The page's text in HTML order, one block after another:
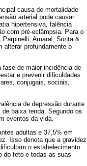
causa de mortalidade
arterial pode causar
hipertensiva, falência
com pré-eclâmpsia. Para o
Parpinelli, Amaral, Surita &
alterar profundamente o
fase de maior incidência de
e prevenir dificuldades
conjugais, sociais,
de depressão durante
baixa renda. Segundo os
eventos da vida.
adultas e 37,5% em
Isso denota que a gravidez
o estabelecimento
do feto e todas as suas